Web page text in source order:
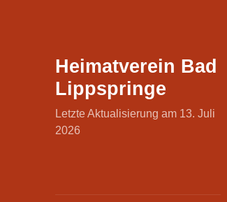
Heimatverein Bad
Lippspringe
Letzte Aktualisierung am 13. Juli
2026